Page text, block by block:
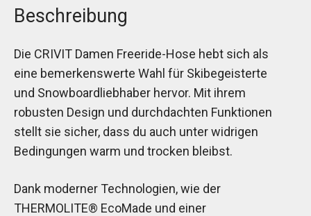
Beschreibung
Die CRIVIT Damen Freeride-Hose hebt sich als
eine bemerkenswerte Wahl für Skibegeisterte
und Snowboardliebhaber hervor. Mit ihrem
robusten Design und durchdachten Funktionen
stellt sie sicher, dass du auch unter widrigen
Bedingungen warm und trocken bleibst.
Dank moderner Technologien, wie der
THERMOLITE® EcoMade und einer